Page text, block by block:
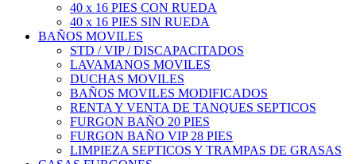
40 x 16 PIES CON RUEDA
40 x 16 PIES SIN RUEDA
BAÑOS MOVILES
STD / VIP / DISCAPACITADOS
LAVAMANOS MOVILES
DUCHAS MOVILES
BAÑOS MOVILES MODIFICADOS
RENTA Y VENTA DE TANQUES SEPTICOS
FURGON BAÑO 20 PIES
FURGON BAÑO VIP 28 PIES
LIMPIEZA SEPTICOS Y TRAMPAS DE GRASAS